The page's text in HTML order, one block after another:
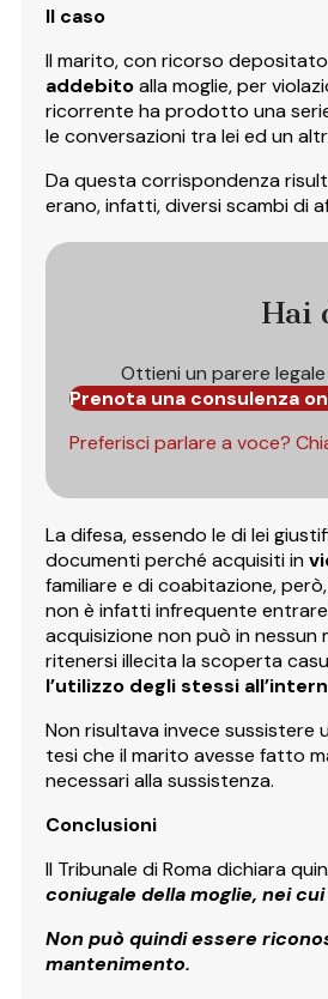
Il caso
Il marito, con ricorso
addebitoalla moglie, per
ricorrente ha prodotto una
le conversazioni tra lei ed un
Da questa corrispondenza
erano, infatti, diversi scambi di
Hai
Ottieni un parere
Prenota una consulenza
Preferisci parlare a voce?
La difesa, essendo le di lei
documenti perché acquisiti in
familiare e di coabitazione,
non è infatti infrequente
acquisizione non può in
ritenersi illecita la scoperta
l’utilizzo degli stessi
Non risultava invece
tesi che il marito avesse fatto
necessari alla sussistenza.
Conclusioni
Il Tribunale di Roma dichiara
coniugale della moglie, nei
Non può quindi essere
mantenimento.